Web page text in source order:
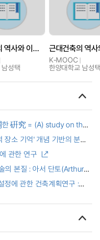
근대건축의 역사와 이론: 구성, 구축, 공간 예술의 건축
성택
K-MOOC
한양대학교 남성
硏究 = (A) study on the
장소 기억' 개념 기반의 분원
'Ethical Place Memory'
관한 연구
의 본질 : 아서 단토(Arthur
: Arthur Danto's
정에 관한 건축계획연구 :